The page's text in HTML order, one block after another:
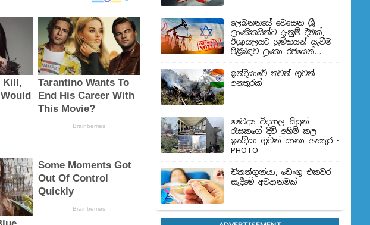
ලෙබනනයේ වෙසෙන ශ්‍රී
ලාංකිකයින්ට දැනුම් දීමක්,
ඊශ්‍රායලයට ශ්‍රමිකයන් යැවීම
පිළිබඳව ලංකා රජයෙන්
ඉන්දියාවේ තවත් ගුවන්
අනතුරක්
වෛද්‍ය විද්‍යාල සිසුන්
‍රැසකගේ දිවි අහිමි කල
ඉන්දියා ගුවන් යානා අනතුර -
PHOTO
චිකන්ගුන්යා, ඩෙංගු එකවර
සෑදීමේ අවදානමක්